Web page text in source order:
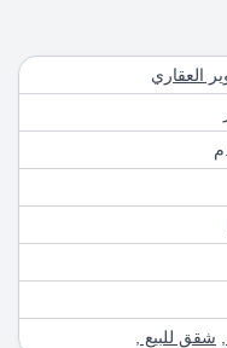
شقق للبيع